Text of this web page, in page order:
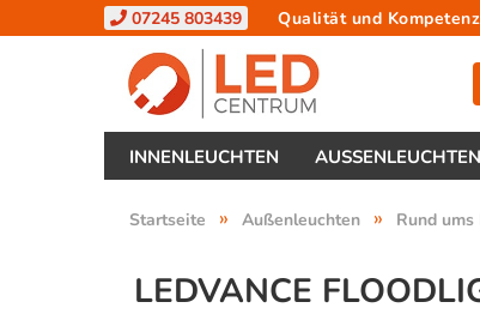
07245 803439 Qualität und
INNENLEUCHTEN AUSSENLEUCHTEN
Startseite » Außenleuchten » Rund ums
LEDVANCE